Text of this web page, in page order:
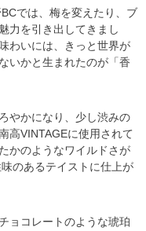
では、梅を変えたり、ブ
力を引き出してきまし
わいには、きっと世界が
いかと生まれたのが「香
やかになり、少し渋みの
高VINTAGEに使用されて
かのようなワイルドさが
のあるテイストに仕上が
ョコレートのような琥珀